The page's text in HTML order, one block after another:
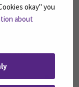
okay" you
about
(AVAUTUU
MEDIASSA
mediassa:
meitä